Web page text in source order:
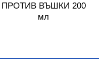
ПРОТИВ ВЪШКИ 200
мл